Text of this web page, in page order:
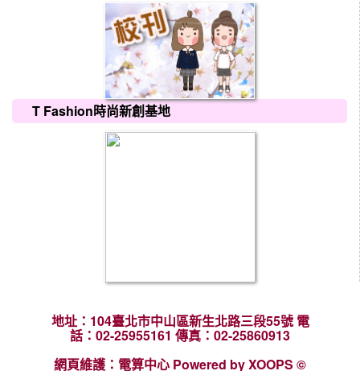
T Fashion時尚新創基地
地址：104臺北市中山區新生北路三段55號 電
話：02-25955161 傳真：02-25860913
網頁維護：電算中心 Powered by XOOPS ©